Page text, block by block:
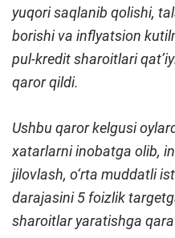
yuqori saqlanib qolishi,
borishi va inflyatsion
pul-kredit sharoitlari
qaror qildi.
Ushbu qaror kelgusi
xatarlarni inobatga olib,
jilovlash, o‘rta muddatli
darajasini 5 foizlik
sharoitlar yaratishga